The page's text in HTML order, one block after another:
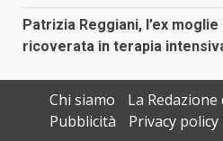
Patrizia Reggiani, l’ex
ricoverata in terapia
Chi siamo
La
Pubblicità
Privacy policy